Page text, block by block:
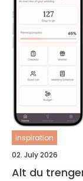
inspiration
02. July 2026
Alt du